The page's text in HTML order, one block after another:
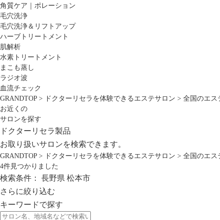
角質ケア｜ポレーション
毛穴洗浄
毛穴洗浄＆リフトアップ
ハーブトリートメント
肌解析
水素トリートメント
まこも蒸し
ラジオ波
血流チェック
GRANDTOP> ドクターリセラを体験できるエステサロン > 全国のエス
お近くの
サロンを探す
ドクターリセラ製品
お取り扱いサロンを検索できます。
GRANDTOP> ドクターリセラを体験できるエステサロン > 全国のエス
4件見つかりました
検索条件： 長野県 松本市
さらに絞り込む
キーワードで探す